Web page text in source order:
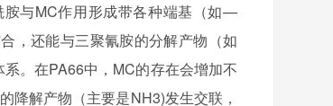
与MC作用形成带各种端基（如—
，还能与三聚氰胺的分解产物（如
。在PA66中，MC的存在会增加不
降解产物（主要是NH3)发生交联，